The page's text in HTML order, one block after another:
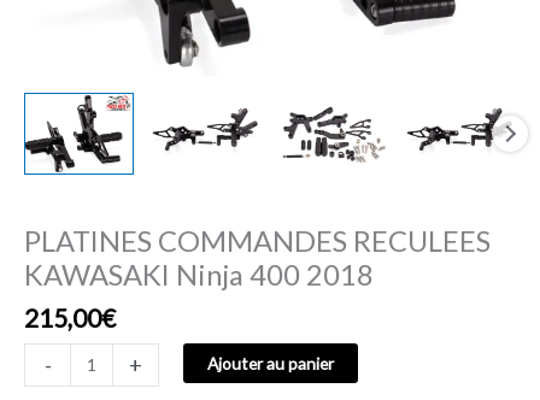
PLATINES COMMANDES RECULEES
KAWASAKI Ninja 400 2018
215,00€
- + Ajouter au panier